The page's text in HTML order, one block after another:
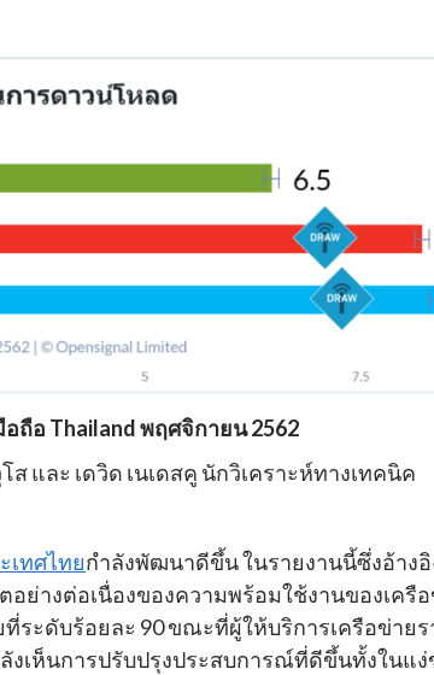
อถือ Thailand พฤศจิกายน 2562
และ เดวิด เนเดสคู นักวิเคราะห์ทางเทคนิค
เทศไทยกำลังพัฒนาดีขึ้น ในรายงานนี้ซึ่งอ้าง
อย่างต่อเนื่องของความพร้อมใช้งานของเครื
ระดับร้อยละ 90 ขณะที่ผู้ให้บริการเครือข่าย
งเห็นการปรับปรุงประสบการณ์ที่ดีขึ้นทั้งในแ